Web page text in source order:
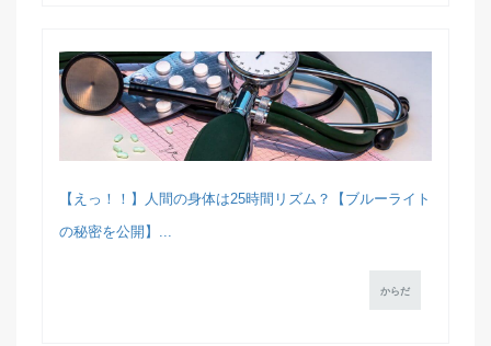
【えっ！！】人間の身体は25時間リズム？【ブルーライト
の秘密を公開】...
からだ